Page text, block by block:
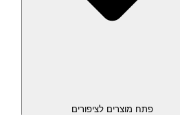
פתח מוצרים לציפורים